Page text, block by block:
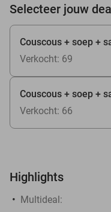
Selecteer jouw
Couscous + soep +
Verkocht: 69
Couscous + soep +
Verkocht: 66
Highlights
Multideal: